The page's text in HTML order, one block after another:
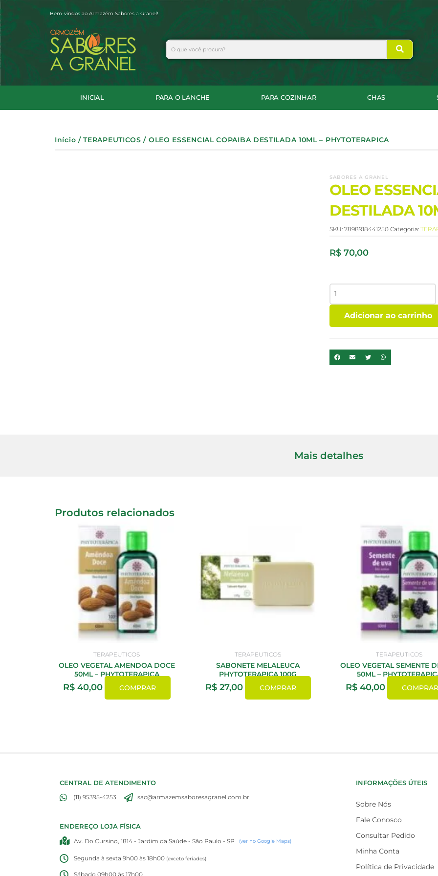
para
o
conteúdo
Bem-vindos ao Armazém Sabores a Granel!
Search
INICIAL PARA O LANCHE PARA COZINHAR CHAS
Início /TERAPEUTICOS / OLEO ESSENCIAL COPAIBA DESTILADA 10ML – PHYTOTERAPICA
SABORES A GRANEL
OLEO
DESTILADA
SKU: 7898918441250 Categoria:
R$70,00
COPAIBA
PHYTOTERAPICA
quantidade
Adicionar ao carrinho
Mais detalhes
Produtos relacionados
TERAPEUTICOS
OLEO VEGETAL AMENDOA DOCE
50ML – PHYTOTERAPICA
R$40,00 COMPRAR
TERAPEUTICOS
SABONETE MELALEUCA
PHYTOTERAPICA 100G
R$27,00 COMPRAR
TERAPEUTICOS
OLEO VEGETAL SEMENTE
50ML –
R$40,00 COMPRAR
CENTRAL DE ATENDIMENTO
(11) 95395-4253 sac@armazemsaboresagranel.com.br
ENDEREÇO LOJA FÍSICA
Av. Do Cursino, 1814 - Jardim da Saúde - São Paulo - SP (ver no Google Maps)
Segunda à sexta 9h00 às 18h00 (exceto feriados)
Sábado 09h00 às 17h00
INFORMAÇÕES ÚTEIS
Sobre Nós
Fale Conosco
Consultar Pedido
Minha Conta
Política de Privacidade